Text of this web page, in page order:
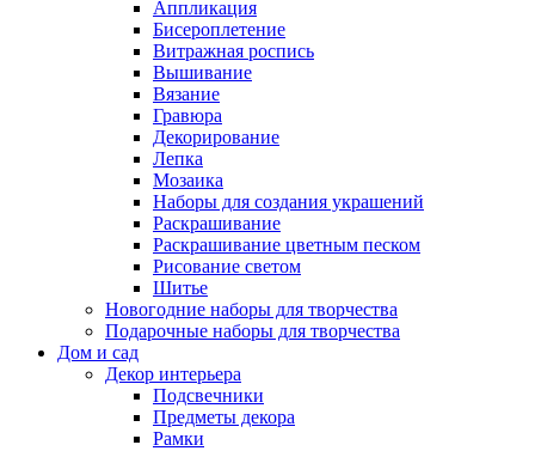
Аппликация
Бисероплетение
Витражная роспись
Вышивание
Вязание
Гравюра
Декорирование
Лепка
Мозаика
Наборы для создания украшений
Раскрашивание
Раскрашивание цветным песком
Рисование светом
Шитье
Новогодние наборы для творчества
Подарочные наборы для творчества
Дом и сад
Декор интерьера
Подсвечники
Предметы декора
Рамки